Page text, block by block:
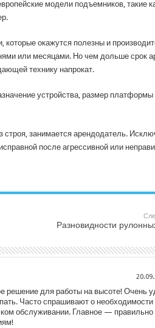
модели подъемников, такие
окажутся полезны и
или месяцами. Но чем дольше срок
технику напрокат.
устройства, размер платформы
занимается арендодатель.
после агрессивной или
Разновидности
решение для работы на высоте! Очень
Часто спрашивают о необходимости
обслуживании. Главное — правильно